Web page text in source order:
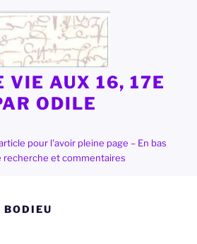
VIE AUX 16, 17E
ODILE
pour l'avoir pleine page – En bas
recherche et commentaires
BODIEU